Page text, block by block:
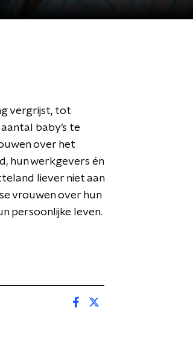
vergrijst, tot
baby’s te
over het
hun werkgevers én
liever niet aan
vrouwen over hun
persoonlijke leven.